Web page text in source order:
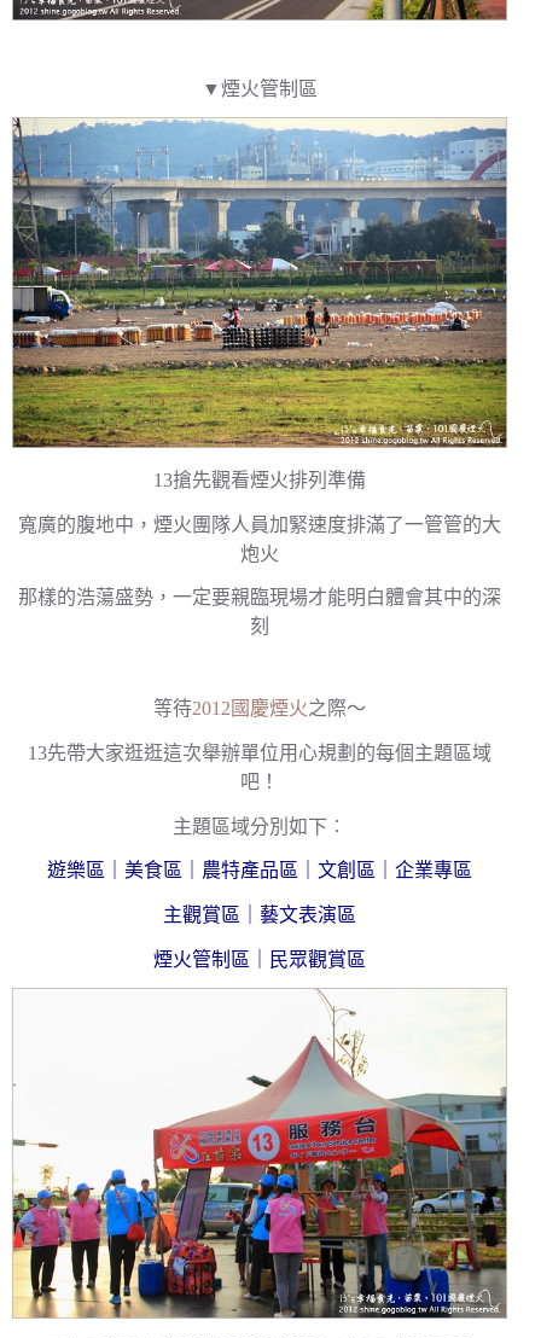
▼煙火管制區
13搶先觀看煙火排列準備
寬廣的腹地中，煙火團隊人員加緊速度排滿了一管管的大
炮火
那樣的浩蕩盛勢，一定要親臨現場才能明白體會其中的深
刻
等待2012國慶煙火之際～
13先帶大家逛逛這次舉辦單位用心規劃的每個主題區域
吧！
主題區域分別如下︰
遊樂區｜美食區｜農特產品區｜文創區｜企業專區
主觀賞區｜藝文表演區
煙火管制區｜民眾觀賞區